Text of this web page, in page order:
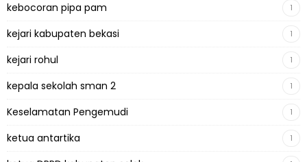
kebocoran pipa pam 1
kejari kabupaten bekasi 1
kejari rohul 1
kepala sekolah sman 2 1
Keselamatan Pengemudi 1
ketua antartika 1